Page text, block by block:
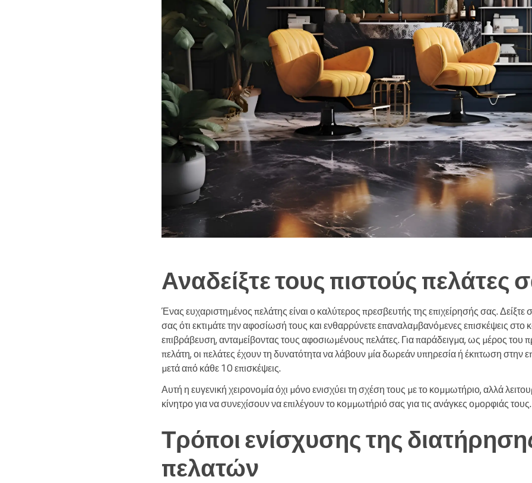
Αναδείξτε τους πιστούς πελάτες
Ένας ευχαριστημένος πελάτης είναι ο καλύτερος πρεσβευτής της επιχείρησής σας. Δείξτε
σας ότι εκτιμάτε την αφοσίωσή τους και ενθαρρύνετε επαναλαμβανόμενες επισκέψεις στο
επιβράβευση, ανταμείβοντας τους αφοσιωμένους πελάτες. Για παράδειγμα, ως μέρος του
πελάτη, οι πελάτες έχουν τη δυνατότητα να λάβουν μία δωρεάν υπηρεσία ή έκπτωση στην
μετά από κάθε 10 επισκέψεις.
Αυτή η ευγενική χειρονομία όχι μόνο ενισχύει τη σχέση τους με το κομμωτήριο, αλλά
κίνητρο για να συνεχίσουν να επιλέγουν το κομμωτήριό σας για τις ανάγκες ομορφιάς τους.
Τρόποι ενίσχυσης της
πελατών